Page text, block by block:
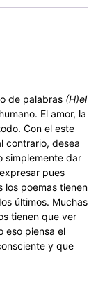
de palabras (H)el
El amor, la
Con el este
contrario, desea
simplemente dar
pues
los poemas tienen
últimos. Muchas
tienen que ver
eso piensa el
y que